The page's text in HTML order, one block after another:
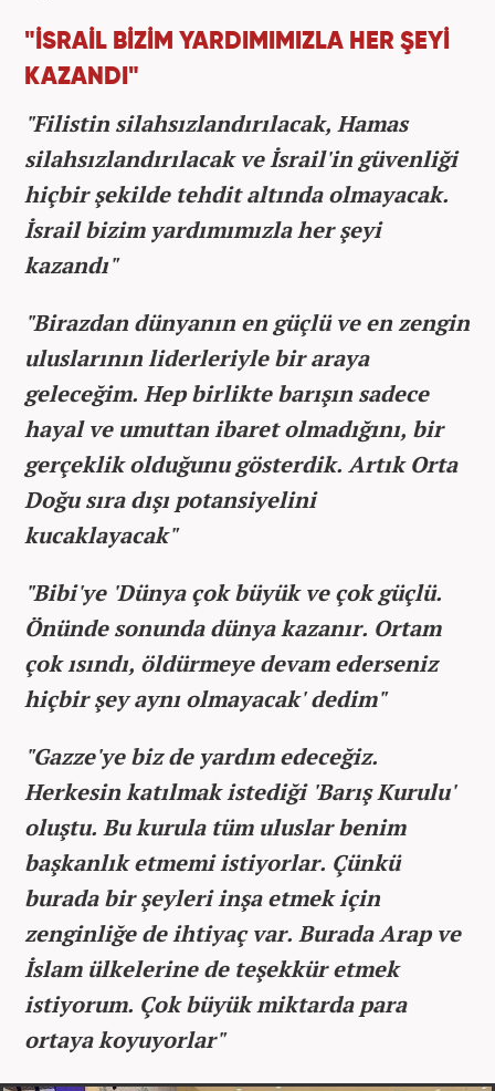
"İSRAİL BİZİM YARDIMIMIZLA HER ŞEYİ
KAZANDI"
"Filistin silahsızlandırılacak, Hamas
silahsızlandırılacak ve İsrail'in güvenliği
hiçbir şekilde tehdit altında olmayacak.
İsrail bizim yardımımızla her şeyi
kazandı"
"Birazdan dünyanın en güçlü ve en zengin
uluslarının liderleriyle bir araya
geleceğim. Hep birlikte barışın sadece
hayal ve umuttan ibaret olmadığını, bir
gerçeklik olduğunu gösterdik. Artık Orta
Doğu sıra dışı potansiyelini
kucaklayacak"
"Bibi'ye 'Dünya çok büyük ve çok güçlü.
Önünde sonunda dünya kazanır. Ortam
çok ısındı, öldürmeye devam ederseniz
hiçbir şey aynı olmayacak' dedim"
"Gazze'ye biz de yardım edeceğiz.
Herkesin katılmak istediği 'Barış Kurulu'
oluştu. Bu kurula tüm uluslar benim
başkanlık etmemi istiyorlar. Çünkü
burada bir şeyleri inşa etmek için
zenginliğe de ihtiyaç var. Burada Arap ve
İslam ülkelerine de teşekkür etmek
istiyorum. Çok büyük miktarda para
ortaya koyuyorlar"